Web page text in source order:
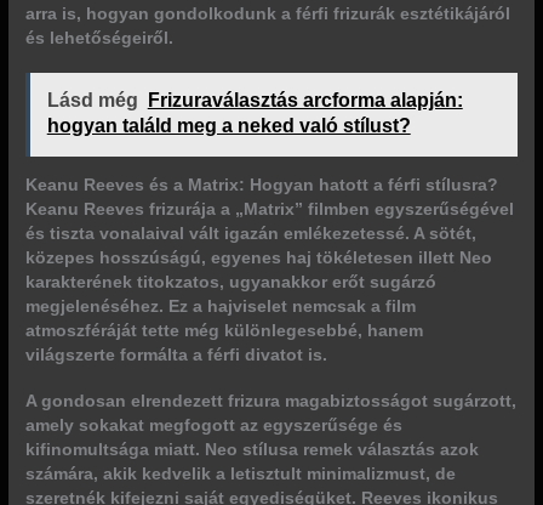
arra is, hogyan gondolkodunk a férfi frizurák esztétikájáról
és lehetőségeiről.
Lásd még
Frizuraválasztás arcforma alapján:
hogyan találd meg a neked való stílust?
Keanu Reeves és a Matrix: Hogyan hatott a férfi stílusra?
Keanu Reeves frizurája a „Matrix” filmben egyszerűségével
és tiszta vonalaival vált igazán emlékezetessé. A sötét,
közepes hosszúságú, egyenes haj tökéletesen illett Neo
karakterének titokzatos, ugyanakkor erőt sugárzó
megjelenéséhez. Ez a hajviselet nemcsak a film
atmoszféráját tette még különlegesebbé, hanem
világszerte formálta a férfi divatot is.
A gondosan elrendezett frizura magabiztosságot sugárzott,
amely sokakat megfogott az egyszerűsége és
kifinomultsága miatt. Neo stílusa remek választás azok
számára, akik kedvelik a letisztult minimalizmust, de
szeretnék kifejezni saját egyediségüket. Reeves ikonikus